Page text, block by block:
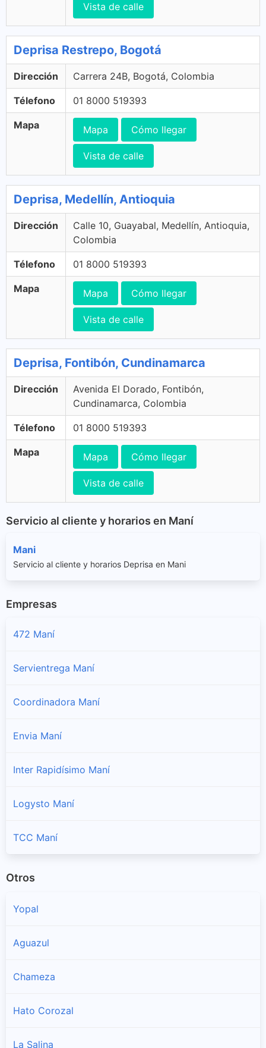
Vista de calle
Deprisa Restrepo, Bogotá
Dirección Carrera 24B, Bogotá, Colombia
Télefono 01 8000 519393
Mapa Mapa Cómo llegar
Vista de calle
Deprisa, Medellín, Antioquia
Dirección
Calle 10, Guayabal, Medellín, Antioquia,
Colombia
Télefono 01 8000 519393
Mapa Mapa Cómo llegar
Vista de calle
Deprisa, Fontibón, Cundinamarca
Dirección
Avenida El Dorado, Fontibón,
Cundinamarca, Colombia
Télefono 01 8000 519393
Mapa Mapa Cómo llegar
Vista de calle
Servicio al cliente y horarios en Maní
Mani
Servicio al cliente y horarios Deprisa en Mani
Empresas
472 Maní
Servientrega Maní
Coordinadora Maní
Envia Maní
Inter Rapidísimo Maní
Logysto Maní
TCC Maní
Otros
Yopal
Aguazul
Chameza
Hato Corozal
La Salina